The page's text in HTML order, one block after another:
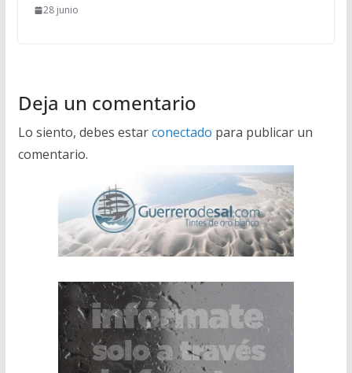
28 junio
Deja un comentario
Lo siento, debes estarconectado para publicar un
comentario.